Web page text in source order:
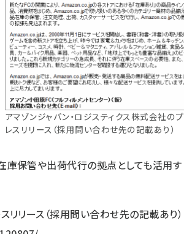
アマゾンジャパン・ロジスティクス株式会社のプ
レスリリース（採用問い合わせ先の記載あり）
庫保管や出荷代行の拠点としても活用す
リリース（採用問い合わせ先の記載あり）